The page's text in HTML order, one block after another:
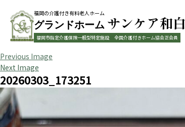
福岡の介護付き有料老人ホーム
グランドホーム サンケア和白
福岡市指定介護保険一般型特定施設 全国介護付きホーム協会正会員
Previous Image
Next Image
20260303_173251